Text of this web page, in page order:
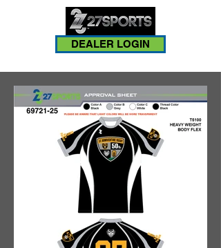
DEALER LOGIN